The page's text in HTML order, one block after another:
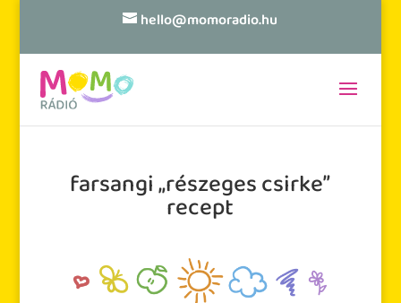
hello@momoradio.hu
farsangi „részeges csirke”
recept